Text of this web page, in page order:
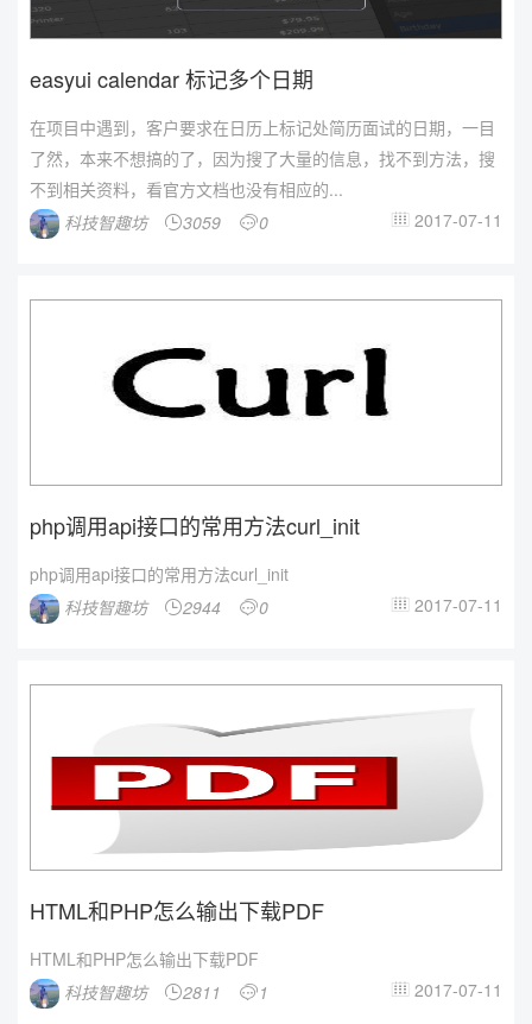
easyui calendar 标记多个日期
在项目中遇到，客户要求在日历上标记处简历面试的日期，一目
了然，本来不想搞的了，因为搜了大量的信息，找不到方法，搜
不到相关资料，看官方文档也没有相应的...
科技智趣坊
3059 0  2017-07-11
php调用api接口的常用方法curl_init
php调用api接口的常用方法curl_init
科技智趣坊
2944 0  2017-07-11
HTML和PHP怎么输出下载PDF
HTML和PHP怎么输出下载PDF
科技智趣坊
2811 1  2017-07-11